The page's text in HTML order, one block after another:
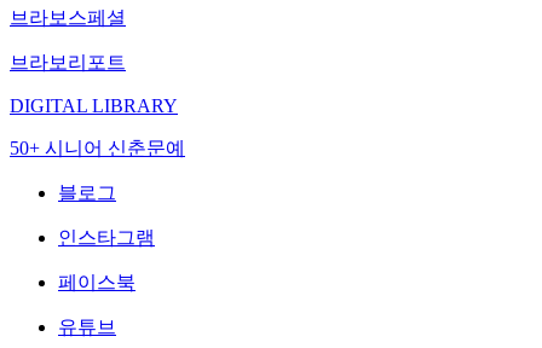
브라보스페셜
브라보리포트
DIGITAL LIBRARY
50+ 시니어 신춘문예
블로그
인스타그램
페이스북
유튜브